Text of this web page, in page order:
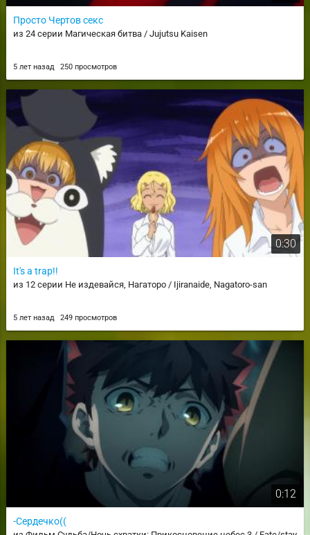
Просто Чертов секс
из 24 серии Магическая битва / Jujutsu Kaisen
5 лет назад 250 просмотров
0:30
It's a trap!!
из 12 серии Не издевайся, Нагаторо / Ijiranaide, Nagatoro-san
5 лет назад 249 просмотров
0:12
-Сердечко((